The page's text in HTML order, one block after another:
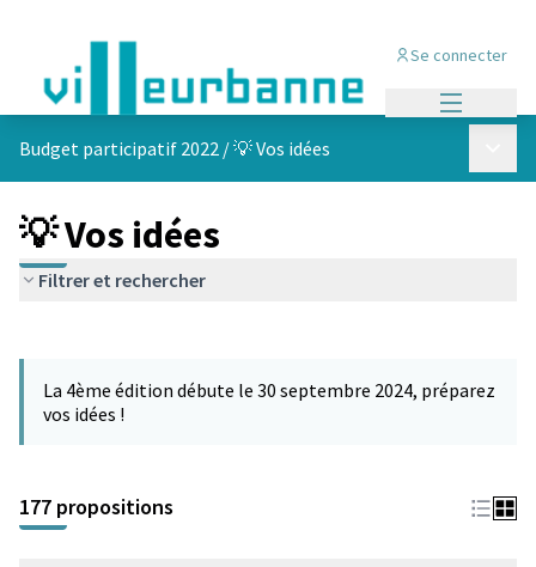
Se connecter
Budget participatif 2022 /💡 Vos idées
💡 Vos idées
Filtrer et rechercher
−
La 4ème édition débute le 30 septembre 2024, préparez
vos idées !
177 propositions